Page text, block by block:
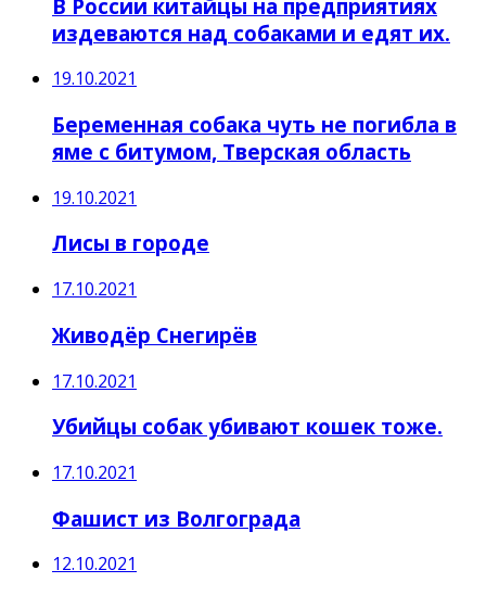
В России китайцы на предприятиях
издеваются над собаками и едят их.
19.10.2021
Беременная собака чуть не погибла в
яме с битумом, Тверская область
19.10.2021
Лисы в городе
17.10.2021
Живодёр Снегирёв
17.10.2021
Убийцы собак убивают кошек тоже.
17.10.2021
Фашист из Волгограда
12.10.2021